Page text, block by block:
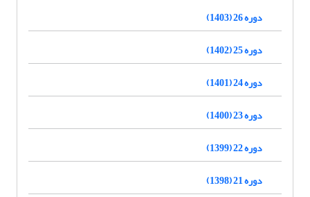
دوره 26 (1403)
دوره 25 (1402)
دوره 24 (1401)
دوره 23 (1400)
دوره 22 (1399)
دوره 21 (1398)